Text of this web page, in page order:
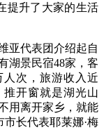
提升了大家的生活
代表团介绍起自
湖景民宿48家，客
人次，旅游收入近
推开窗就是湖光山
用离开家乡，就能
长代表耶莱娜·梅